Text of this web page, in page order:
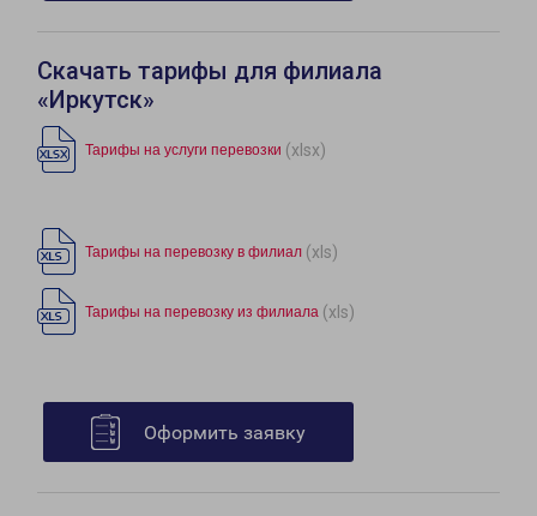
Скачать тарифы для филиала
«Иркутск»
Тарифы на услуги перевозки (xlsx)
Тарифы на перевозку в филиал (xls)
Тарифы на перевозку из филиала (xls)
Оформить заявку